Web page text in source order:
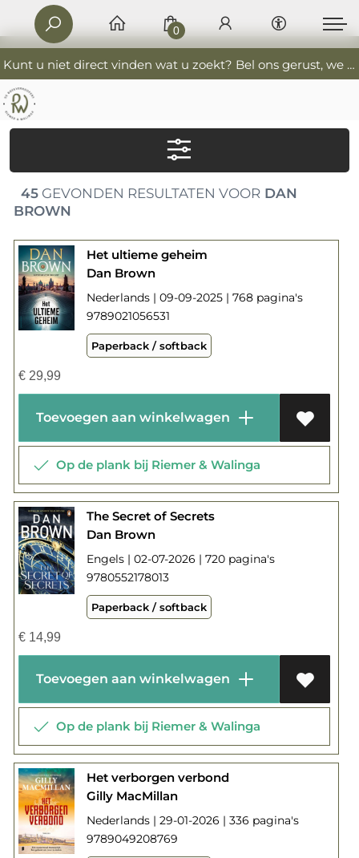
Kunt u niet direct vinden wat u zoekt? Bel ons gerust, we helpen u graag. 0341-552405 De Boekverkoopers
0
45GEVONDEN RESULTATEN VOORDAN
BROWN
Het ultieme geheim
Dan Brown
Nederlands | 09-09-2025 | 768 pagina's
9789021056531
Paperback / softback
€29,99
Toevoegen aan winkelwagen
Op de plank bij Riemer & Walinga
The Secret of Secrets
Dan Brown
Engels | 02-07-2026 | 720 pagina's
9780552178013
Paperback / softback
€14,99
Toevoegen aan winkelwagen
Op de plank bij Riemer & Walinga
Het verborgen verbond
Gilly MacMillan
Nederlands | 29-01-2026 | 336 pagina's
9789049208769